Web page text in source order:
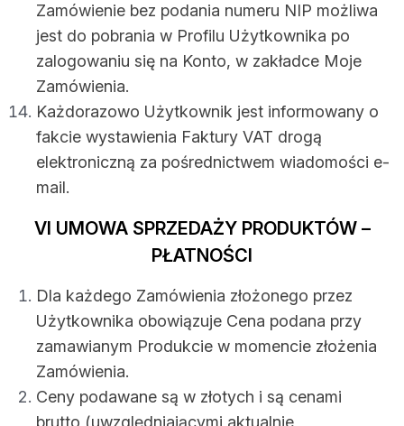
Zamówienie bez podania numeru NIP możliwa
jest do pobrania w Profilu Użytkownika po
zalogowaniu się na Konto, w zakładce Moje
Zamówienia.
Każdorazowo Użytkownik jest informowany o
fakcie wystawienia Faktury VAT drogą
elektroniczną za pośrednictwem wiadomości e-
mail.
VI UMOWA SPRZEDAŻY PRODUKTÓW –
PŁATNOŚCI
Dla każdego Zamówienia złożonego przez
Użytkownika obowiązuje Cena podana przy
zamawianym Produkcie w momencie złożenia
Zamówienia.
Ceny podawane są w złotych i są cenami
brutto (uwzględniającymi aktualnie